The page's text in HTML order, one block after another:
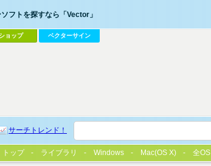
フトを探すなら「Vector」
ョップ ベクターサイン
サーチトレンド！
トップ ライブラリ Windows Mac(OS X) 全OS